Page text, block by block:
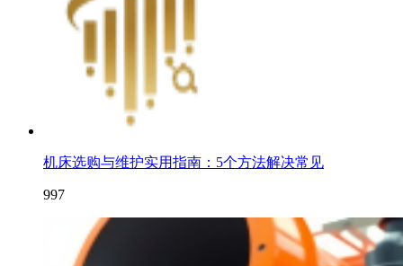
机床选购与维护实用指南：5个方法解决常见
997